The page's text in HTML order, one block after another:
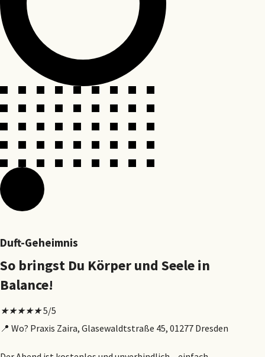
Duft-Geheimnis
So bringst Du Körper und Seele in
Balance!
★★★★★5/5
📍 Wo? Praxis Zaira, Glasewaldtstraße 45, 01277 Dresden